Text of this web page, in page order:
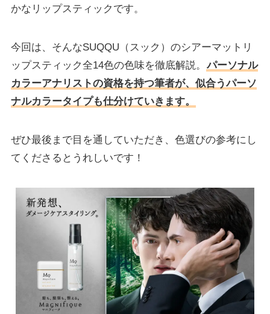
かなリップスティックです。
今回は、そんなSUQQU（スック）のシアーマットリ
ップスティック全14色の色味を徹底解説。 パーソナル
カラーアナリストの資格を持つ筆者が、似合うパーソ
ナルカラータイプも仕分けていきます。
ぜひ最後まで目を通していただき、色選びの参考にし
てくださるとうれしいです！